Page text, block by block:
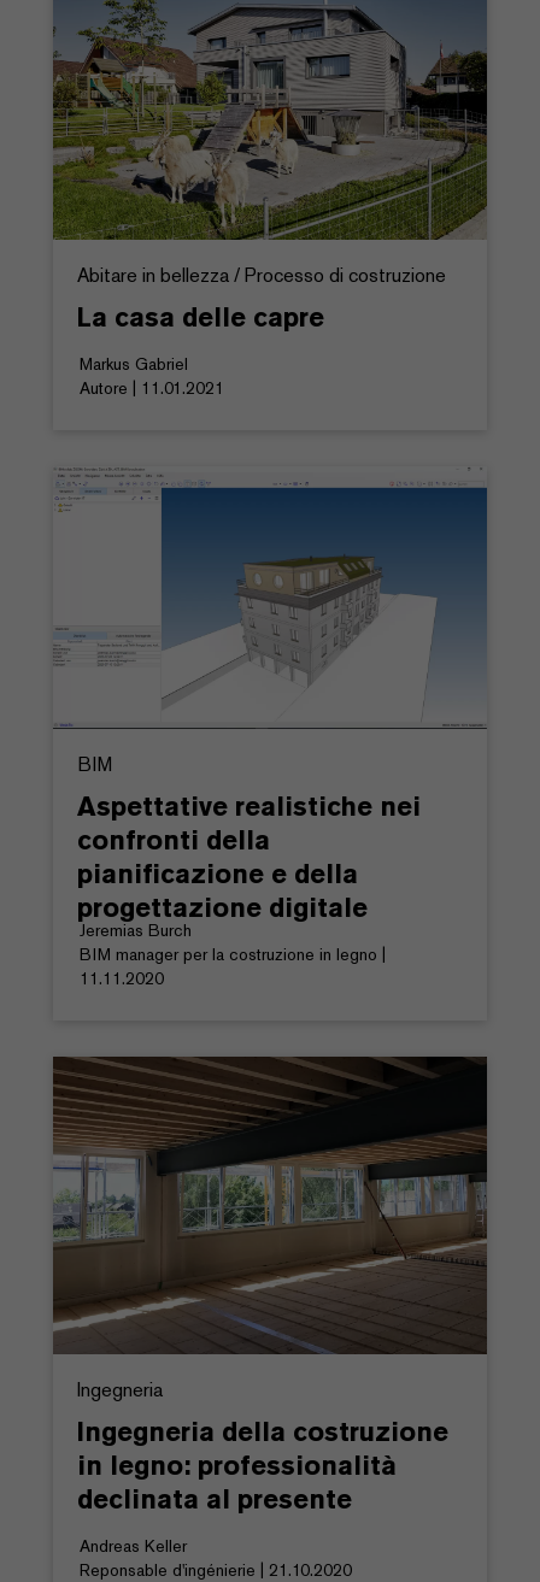
Abitare in bellezza / Processo di costruzione
La casa delle capre
Markus Gabriel
Autore | 11.01.2021
BIM
Aspettative realistiche nei
confronti della
pianificazione e della
progettazione digitale
Jeremias Burch
BIM manager per la costruzione in legno |
11.11.2020
Ingegneria
Ingegneria della costruzione
in legno: professionalità
declinata al presente
Andreas Keller
Reponsable d'ingénierie | 21.10.2020